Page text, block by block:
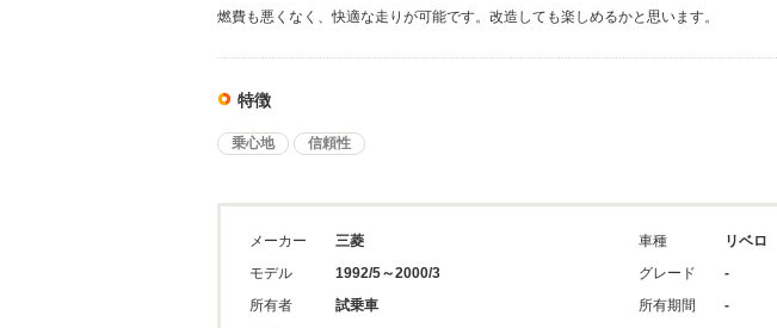
燃費も悪くなく、快適な走りが可能です。改造しても楽しめるかと思います。
特徴
乗心地 信頼性
メーカー
三菱
モデル
1992/5～2000/3
所有者
試乗車
車種
リベロ
グレード
-
所有期間
-